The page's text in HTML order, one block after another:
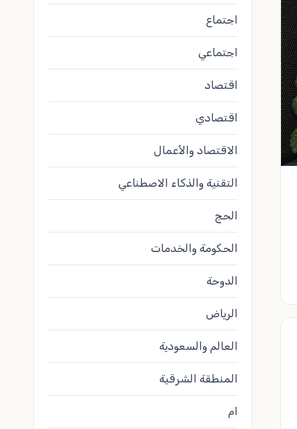
اجتماع
اجتماعي
اقتصاد
اقتصادي
الاقتصاد والأعمال
التقنية والذكاء الاصطناعي
الحج
الحكومة والخدمات
الدوحة
الرياض
العالم والسعودية
المنطقة الشرقية
ام